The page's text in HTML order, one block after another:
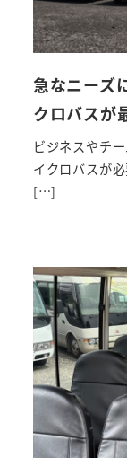
急なニーズ
クロバスが
ビジネスやチ
イクロバスが
[…]